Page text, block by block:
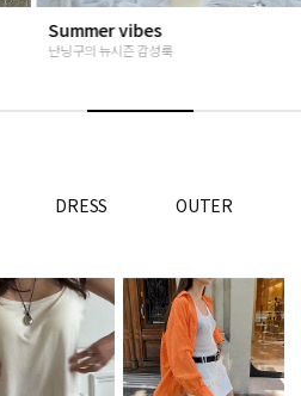
베스트재진행
고객님들이 인정해주신 Steady seller
DRESS OUTER